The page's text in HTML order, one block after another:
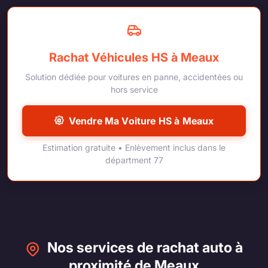
Rachat Véhicules HS à Meaux
Solution dédiée pour voitures en panne, accidentées ou
hors service
Vendre Ma Voiture HS à Meaux
Estimation gratuite • Enlèvement inclus dans le
départment 77
Nos services de rachat auto à